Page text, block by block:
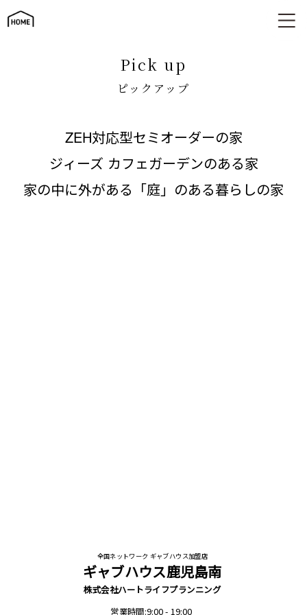
ピックアップ
pick up
ピックアップ
ZEH対応型セミオーダーの家
ジィーズ カフェガーデンのある家
家の中に外がある「庭」のある暮らしの家
全国ネットワーク ギャブハウス加盟店
ギャブハウス鹿児島南
株式会社ハートライフプランニング
営業時間:9:00 - 19:00